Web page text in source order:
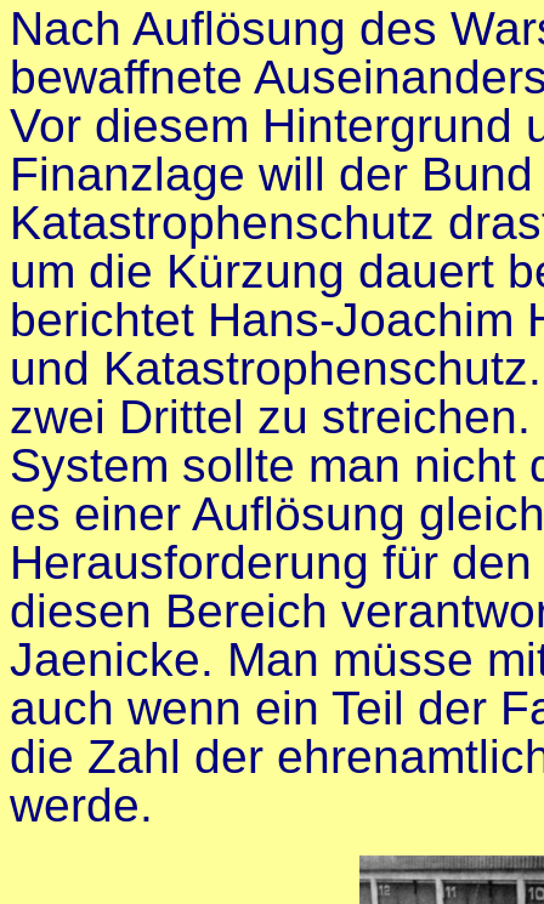
Nach Auflösung des
bewaffnete
Vor diesem Hintergrund
Finanzlage will der
Katastrophenschutz
um die Kürzung dauert
berichtet Hans-Joachim
und
zwei Drittel zu
System sollte man nicht
es einer Auflösung
Herausforderung für
diesen Bereich
Jaenicke. Man müsse
auch wenn ein Teil der
die Zahl der
werde.